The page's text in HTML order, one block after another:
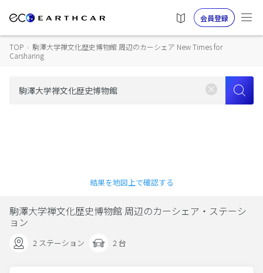
会員登録
TOP › 駒澤大学禅文化歴史博物館 周辺のカーシェア New Times for
Carsharing
結果を地図上で確認する
駒澤大学禅文化歴史博物館 周辺のカーシェア・ステーシ
ョン
2 ステーション 2 台